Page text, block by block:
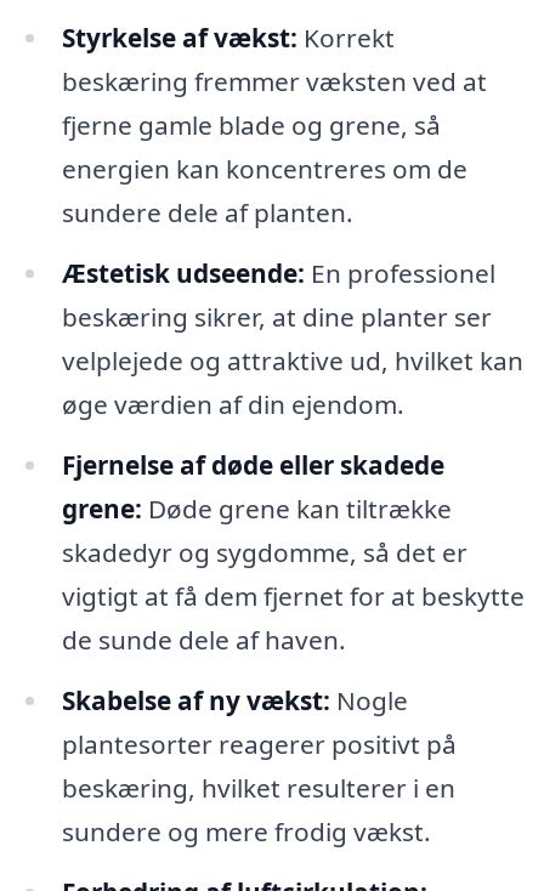
Styrkelse af vækst: Korrekt
beskæring fremmer væksten ved at
fjerne gamle blade og grene, så
energien kan koncentreres om de
sundere dele af planten.
Æstetisk udseende: En professionel
beskæring sikrer, at dine planter ser
velplejede og attraktive ud, hvilket kan
øge værdien af din ejendom.
Fjernelse af døde eller skadede
grene: Døde grene kan tiltrække
skadedyr og sygdomme, så det er
vigtigt at få dem fjernet for at beskytte
de sunde dele af haven.
Skabelse af ny vækst: Nogle
plantesorter reagerer positivt på
beskæring, hvilket resulterer i en
sundere og mere frodig vækst.